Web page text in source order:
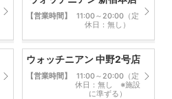
【営業時間】
11:00～20:00（定
休日：無し）
ウォッチニアン 中野2号店
【営業時間】
11:00～20:00（定
休日：無し ※施設
に準ずる）